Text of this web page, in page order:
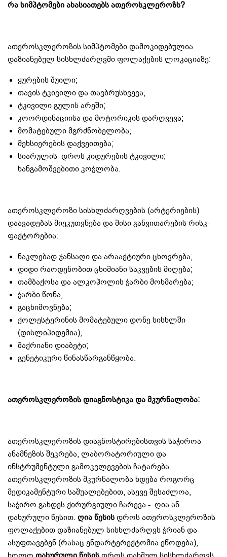
რა სიმპტომები ახასიათებს ათეროსკლეროზს?
ათეროსკლეროზის სიმპტომები დამოკიდებულია
დაზიანებულ სისხლძარღვში ფოლაქების ლოკაციაზე:
ყურების შუილი;
თავის ტკივილი და თავბრუსხვევა;
ტკივილი გულის არეში;
კოორდინაციისა და მოტორიკის დარღვევა;
მომატებული მგრძნობელობა;
მეხსიერების დაქვეითება;
სიარულის დროს კიდურების ტკივილი;
ხანგამოშვებითი კოჭლობა.
ათეროსკლეროზი სისხლძარღვების (არტერიების)
დაავადებას მიეკუთვნება და მისი განვითარების რისკ-
ფაქტორებია:
ნაკლებად ჯანსაღი და არააქტიური ცხოვრება;
დიდი რაოდენობით ცხიმიანი საკვების მიღება;
თამბაქოსა და ალკოჰოლის ჭარბი მოხმარება;
ჭარბი წონა;
გაცხიმოვნება;
ქოლესტერინის მომატებული დონე სისხლში
(დისლიპიდემია);
შაქრიანი დიაბეტი;
გენეტიკური წინასწარგანწყობა.
ათეროსკლეროზის დიაგნოსტიკა და მკურნალობა:
ათეროსკლეროზის დიაგნოსტირებისთვის საჭიროა
ანამნეზის შეკრება, ლაბორატორიული და
ინსტრუმენტული გამოკვლევების ჩატარება.
ათეროსკლეროზის მკურნალობა ხდება როგორც
მედიკამენტური საშუალებებით, ასევე შესაძლოა,
საჭირო გახდეს ქირურგიული ჩარევა - ღია ან
დახურული წესით. ღია წესის დროს ათეროსკლეროზის
ფოლაქებით დაზიანებულ სისხლძარღვს ჭრიან და
ასუფთავებენ (რასაც ენდარტერექტომია ეწოდება),